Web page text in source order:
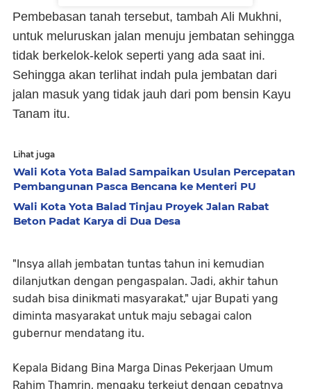
Pembebasan tanah tersebut, tambah Ali Mukhni,
untuk meluruskan jalan menuju jembatan sehingga
tidak berkelok-kelok seperti yang ada saat ini.
Sehingga akan terlihat indah pula jembatan dari
jalan masuk yang tidak jauh dari pom bensin Kayu
Tanam itu.
Lihat juga
Wali Kota Yota Balad Sampaikan Usulan Percepatan
Pembangunan Pasca Bencana ke Menteri PU
Wali Kota Yota Balad Tinjau Proyek Jalan Rabat
Beton Padat Karya di Dua Desa
"Insya allah jembatan tuntas tahun ini kemudian
dilanjutkan dengan pengaspalan. Jadi, akhir tahun
sudah bisa dinikmati masyarakat," ujar Bupati yang
diminta masyarakat untuk maju sebagai calon
gubernur mendatang itu.
Kepala Bidang Bina Marga Dinas Pekerjaan Umum
Rahim Thamrin, mengaku terkejut dengan cepatnya